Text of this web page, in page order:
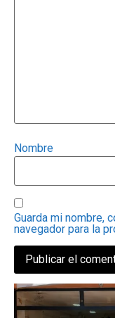
Nombre
Guarda mi nombre,
navegador para la